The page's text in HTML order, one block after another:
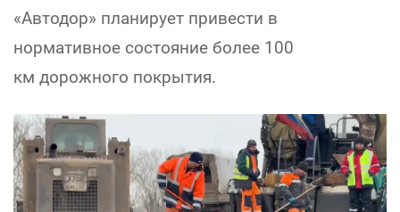
«Автодор» планирует привести в
нормативное состояние более 100
км дорожного покрытия.